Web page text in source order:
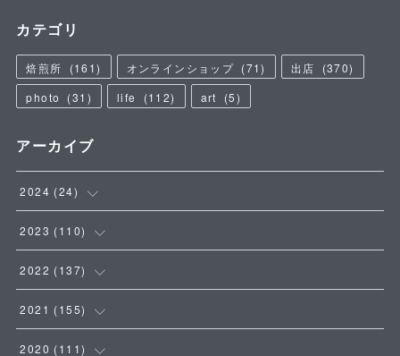
カテゴリ
焙煎所 (161) オンラインショップ (71) 出店 (370)
photo
(31 ) life (112) art (5)
アーカイブ
2024 (24)
( 4 )
(5)
( 8 )
( 7 )
2023 (110)
(9)
(8)
( 18)
2022 (137)
(14)
( 18)
2021 (155)
( 11)
2020 (111)